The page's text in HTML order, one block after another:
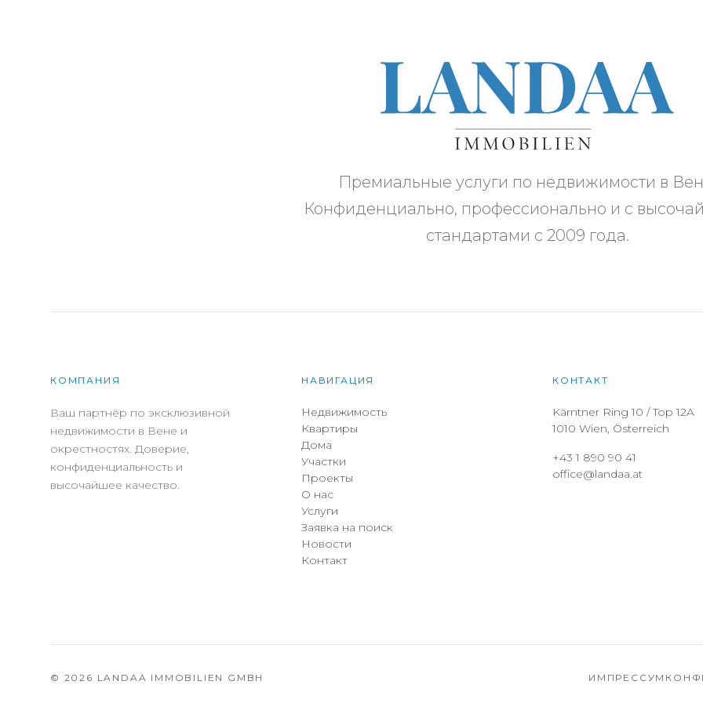
Премиальные услуги по недвижимости в
Конфиденциально, профессионально и с
стандартами с 2009 года.
КОМПАНИЯ
Ваш партнёр по эксклюзивной
недвижимости в Вене и
окрестностях. Доверие,
конфиденциальность и
высочайшее качество.
НАВИГАЦИЯ
Недвижимость
Квартиры
Дома
Участки
Проекты
О нас
Услуги
Заявка на поиск
Новости
Контакт
КОНТАКТ
Kärntner Ring 10 / Top 12A
1010 Wien, Österreich
+43 1 890 90 41
office@landaa.at
© 2026 LANDAA IMMOBILIEN GMBH ИМПРЕССУМ